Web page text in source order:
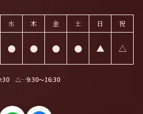
水 木 金 土 日 祝
● ● ● ● ▲ △
△…9:30〜16:30